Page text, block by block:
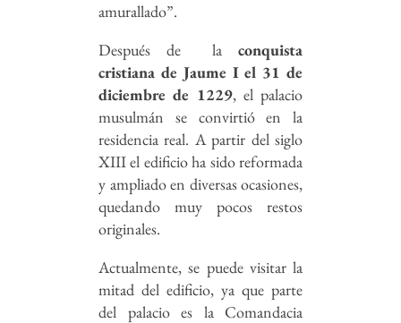
amurallado”.
Después de la conquista
cristiana de Jaume I el 31 de
diciembre de 1229, el palacio
musulmán se convirtió en la
residencia real. A partir del siglo
XIII el edificio ha sido reformada
y ampliado en diversas ocasiones,
quedando muy pocos restos
originales.
Actualmente, se puede visitar la
mitad del edificio, ya que parte
del palacio es la Comandacia